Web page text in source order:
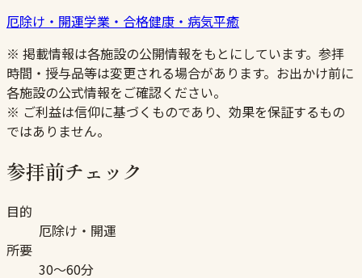
厄除け・開運学業・合格健康・病気平癒
※ 掲載情報は各施設の公開情報をもとにしています。参拝
時間・授与品等は変更される場合があります。お出かけ前に
各施設の公式情報をご確認ください。
※ ご利益は信仰に基づくものであり、効果を保証するもの
ではありません。
参拝前チェック
目的
厄除け・開運
所要
30〜60分